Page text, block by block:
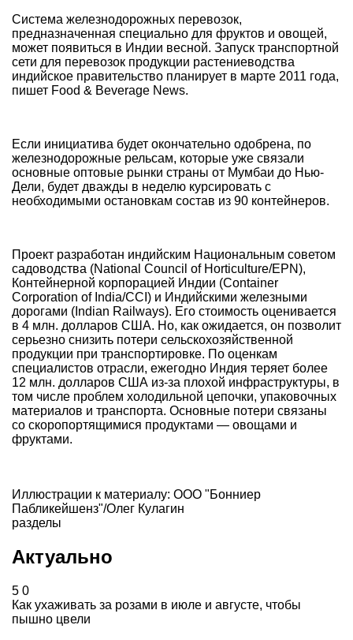
Система железнодорожных перевозок,
предназначенная специально для фруктов и овощей,
может появиться в Индии весной. Запуск транспортной
сети для перевозок продукции растениеводства
индийское правительство планирует в марте 2011 года,
пишет Food & Beverage News.
Если инициатива будет окончательно одобрена, по
железнодорожные рельсам, которые уже связали
основные оптовые рынки страны от Мумбаи до Нью-
Дели, будет дважды в неделю курсировать с
необходимыми остановкам состав из 90 контейнеров.
Проект разработан индийским Национальным советом
садоводства (National Council of Horticulture/EPN),
Контейнерной корпорацией Индии (Container
Corporation of India/CCI) и Индийскими железными
дорогами (Indian Railways). Его стоимость оценивается
в 4 млн. долларов США. Но, как ожидается, он позволит
серьезно снизить потери сельскохозяйственной
продукции при транспортировке. По оценкам
специалистов отрасли, ежегодно Индия теряет более
12 млн. долларов США из-за плохой инфраструктуры, в
том числе проблем холодильной цепочки, упаковочных
материалов и транспорта. Основные потери связаны
со скоропортящимися продуктами — овощами и
фруктами.
Иллюстрации к материалу: ООО "Бонниер
Пабликейшенз"/Олег Кулагин
разделы
Актуально
5 0
Как ухаживать за розами в июле и августе, чтобы
пышно цвели